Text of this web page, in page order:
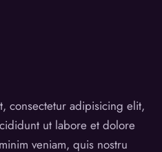
consectetur adipisicing elit,
ut labore et dolore
veniam, quis nostru